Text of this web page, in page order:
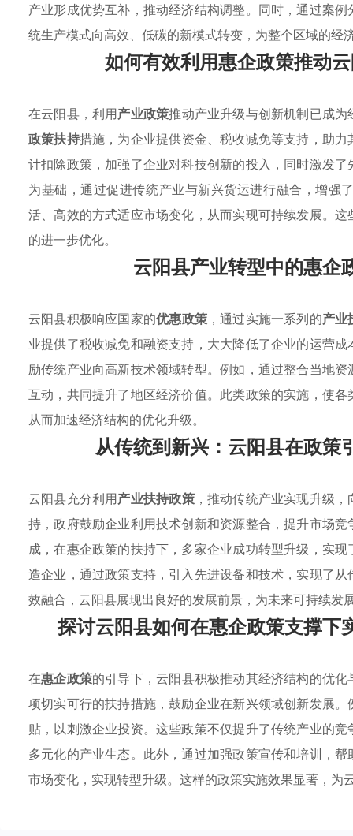
产业形成优势互补，推动经济结构调整。同时，通过案
统生产模式向高效、低碳的新模式转变，为整个区域的经
如何有效利用惠企政策推动
在云阳县，利用产业政策推动产业升级与创新机制已成
政策扶持措施，为企业提供资金、税收减免等支持，助
计扣除政策，加强了企业对科技创新的投入，同时激发
为基础，通过促进传统产业与新兴货运进行融合，增强
活、高效的方式适应市场变化，从而实现可持续发展。
的进一步优化。
云阳县产业转型中的惠企
云阳县积极响应国家的优惠政策，通过实施一系列的产业
业提供了税收减免和融资支持，大大降低了企业的运营
励传统产业向高新技术领域转型。例如，通过整合当地
互动，共同提升了地区经济价值。此类政策的实施，使
从而加速经济结构的优化升级。
从传统到新兴：云阳县在政策
云阳县充分利用产业扶持政策，推动传统产业实现升级，
持，政府鼓励企业利用技术创新和资源整合，提升市场
成，在惠企政策的扶持下，多家企业成功转型升级，实
造企业，通过政策支持，引入先进设备和技术，实现了
效融合，云阳县展现出良好的发展前景，为未来可持续发
探讨云阳县如何在惠企政策支撑下
在惠企政策的引导下，云阳县积极推动其经济结构的优化
项切实可行的扶持措施，鼓励企业在新兴领域创新发展
贴，以刺激企业投资。这些政策不仅提升了传统产业的
多元化的产业生态。此外，通过加强政策宣传和培训，
市场变化，实现转型升级。这样的政策实施效果显著，为